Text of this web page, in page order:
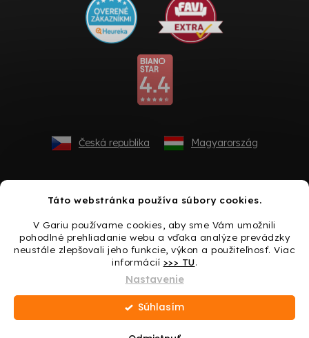
Táto webstránka používa súbory cookies.
V Gariu používame cookies, aby sme Vám umožnili
pohodlné prehliadanie webu a vďaka analýze prevádzky
neustále zlepšovali jeho funkcie, výkon a použiteľnosť. Viac
informácií >>> TU.
Nastavenie
Súhlasím
Česká republika Magyarország
Vytvoril Shoptet
Copyright 2026Gario.sk. Všetky práva vyhradené.Upraviť
nastavenie cookies